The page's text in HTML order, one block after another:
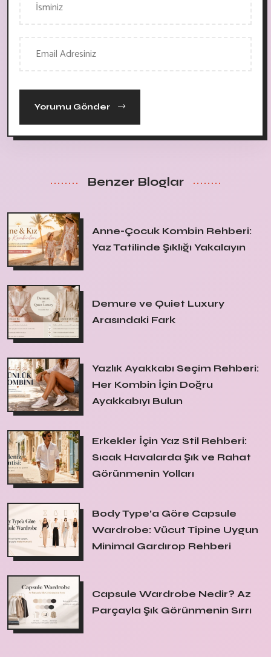
Yorumu Gönder
Benzer Bloglar
Anne-Çocuk Kombin Rehberi:
Yaz Tatilinde Şıklığı Yakalayın
Demure ve Quiet Luxury
Arasındaki Fark
Yazlık Ayakkabı Seçim Rehberi:
Her Kombin İçin Doğru
Ayakkabıyı Bulun
Erkekler İçin Yaz Stil Rehberi:
Sıcak Havalarda Şık ve Rahat
Görünmenin Yolları
Body Type’a Göre Capsule
Wardrobe: Vücut Tipine Uygun
Minimal Gardırop Rehberi
Capsule Wardrobe Nedir? Az
Parçayla Şık Görünmenin Sırrı